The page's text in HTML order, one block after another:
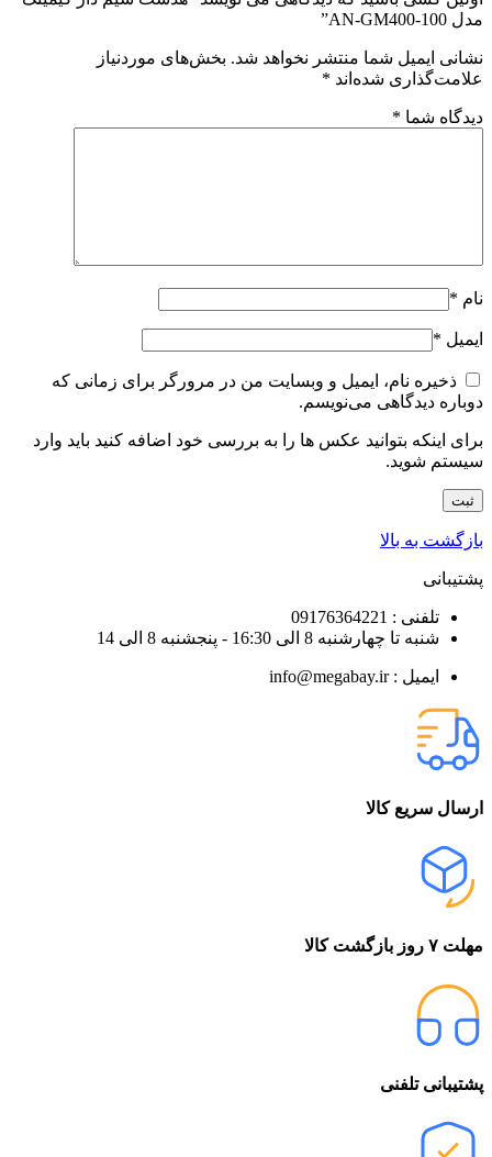
مدل AN-GM400-100”
نشانی ایمیل شما منتشر نخواهد شد. بخش‌های موردنیاز
علامت‌گذاری شده‌اند *
دیدگاه شما *
نام *
ایمیل *
ذخیره نام، ایمیل و وبسایت من در مرورگر برای زمانی که
دوباره دیدگاهی می‌نویسم.
برای اینکه بتوانید عکس ها را به بررسی خود اضافه کنید باید وارد
سیستم شوید.
بازگشت به بالا
پشتیبانی
تلفنی : 09176364221
شنبه تا چهارشنبه 8 الی 16:30 - پنجشنبه 8 الی 14
ایمیل : info@megabay.ir
ارسال سریع کالا
مهلت ۷ روز بازگشت کالا
پشتیبانی تلفنی